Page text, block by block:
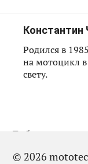
Константин
Родился в
на мотоцикл
свету.
Добавить
© 2026